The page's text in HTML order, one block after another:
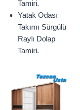
Tamiri.
Yatak Odası
Takımı Sürgülü
Raylı Dolap
Tamiri.